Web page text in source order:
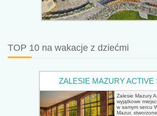
TOP 10 na wakacje z dziećmi
ZALESIE MAZURY ACTIVE
Zalesie Mazury
wyjątkowe
w samym sercu
Mazur,